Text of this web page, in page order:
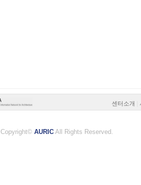
센터소개
Copyright© AURIC All Rights Reserved.